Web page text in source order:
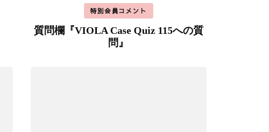
特別会員コメント
質問欄『VIOLA Case Quiz 115への質
問』